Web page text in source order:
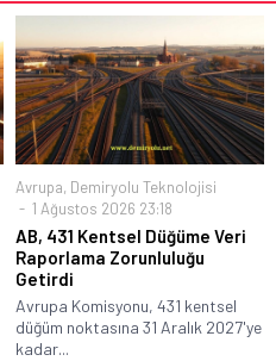
Avrupa, Demiryolu Teknolojisi
1 Ağustos 2026 23:18
AB, 431 Kentsel Düğüme Veri
Raporlama Zorunluluğu
Getirdi
Avrupa Komisyonu, 431 kentsel
düğüm noktasına 31 Aralık 2027'ye
kadar...